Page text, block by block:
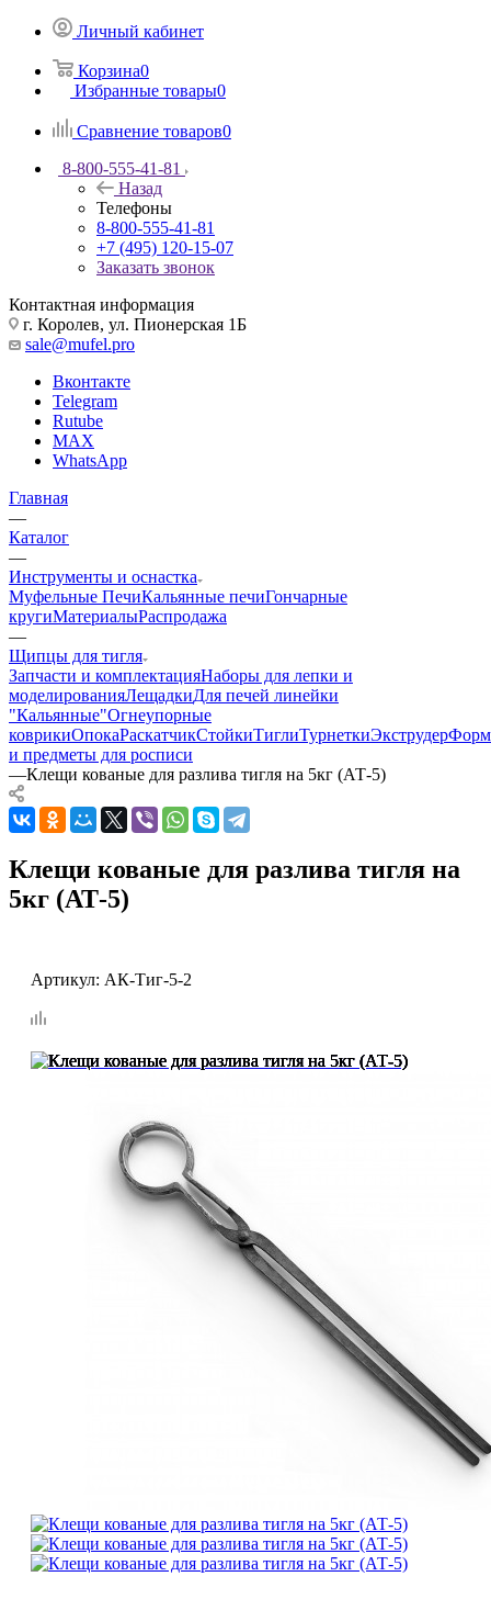
Личный кабинет
Корзина0
Избранные товары0
Сравнение товаров0
8-800-555-41-81
Назад
Телефоны
8-800-555-41-81
+7 (495) 120-15-07
Заказать звонок
Контактная информация
г. Королев, ул. Пионерская 1Б
sale@mufel.pro
Вконтакте
Telegram
Rutube
MAX
WhatsApp
Главная
—
Каталог
—
Инструменты и оснастка
Муфельные ПечиКальянные печиГончарные
кругиМатериалыРаспродажа
—
Щипцы для тигля
Запчасти и комплектацияНаборы для лепки и
моделированияЛещадкиДля печей линейки
"Кальянные"Огнеупорные
коврикиОпокаРаскатчикСтойкиТиглиТурнеткиЭкструдер
и предметы для росписи
—Клещи кованые для разлива тигля на 5кг (АТ-5)
Клещи кованые для разлива тигля на
5кг (АТ-5)
Артикул: АК-Тиг-5-2